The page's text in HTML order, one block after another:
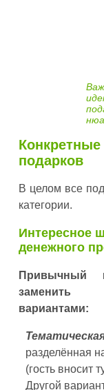
подарков
В целом все
категории.
Интересное
денежного
Привычный
заменить
вариантами:
разделённая
(гость вносит
Другой